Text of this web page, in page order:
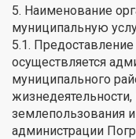
5. Наименование
муниципальную
5.1.
осуществляется
муниципального
землепользования
администрации